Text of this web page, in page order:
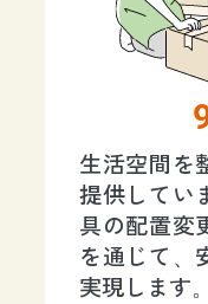
生活空間を
提供してい
具の配置変
を通じて、
実現します。